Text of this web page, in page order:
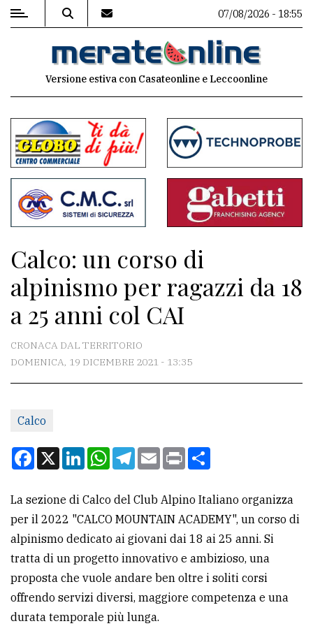
MENU
commenti
Contenuti
del
sito
Associazioni
Meteo
CONTATTI
Scrivici
Per
la
pubblicità
CERCA
Cerca
per
07/08/2026 - 18:55
Versione estiva con Casateonline e Leccoonline
Calco: un corso di
alpinismo per ragazzi da 18
a 25 anni col CAI
CRONACA DAL TERRITORIO
DOMENICA, 19 DICEMBRE 2021 - 13:35
Calco
Facebook
X LinkedInWhatsApp
Telegram
EmailPrint
La sezione di Calco del Club Alpino Italiano organizza
per il 2022 "CALCO MOUNTAIN ACADEMY", un corso di
alpinismo dedicato ai giovani dai 18 ai 25 anni. Si
tratta di un progetto innovativo e ambizioso, una
proposta che vuole andare ben oltre i soliti corsi
offrendo servizi diversi, maggiore competenza e una
durata temporale più lunga.